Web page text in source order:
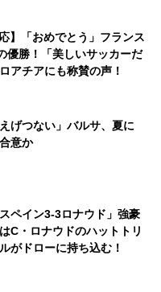
】「おめでとう」フランス
優勝！「美しいサッカーだ
アチアにも称賛の声！
げつない」バルサ、夏に
意か
ペイン3-3ロナウド」強豪
C・ロナウドのハットトリ
がドローに持ち込む！